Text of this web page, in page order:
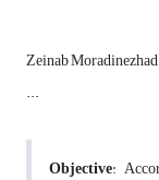
Zeinab Moradinezhad
...
Objective: